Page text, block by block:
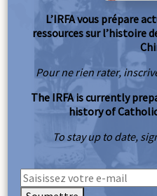
L’IRFA vous prépare
ressources sur l’histoire
Pour ne rien rater,
The IRFA is currently
history of
To stay up to date,